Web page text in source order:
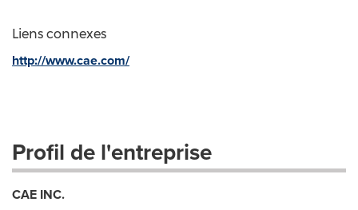
Liens connexes
http://www.cae.com/
Profil de l'entreprise
CAE INC.